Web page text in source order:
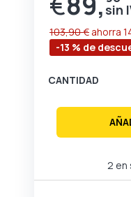
especial
-13 % de
103,90 € ahorra
2 en
CANTIDAD